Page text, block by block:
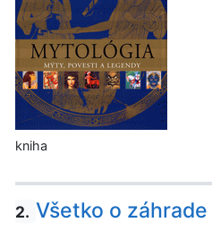
kniha
2. Všetko o záhrade